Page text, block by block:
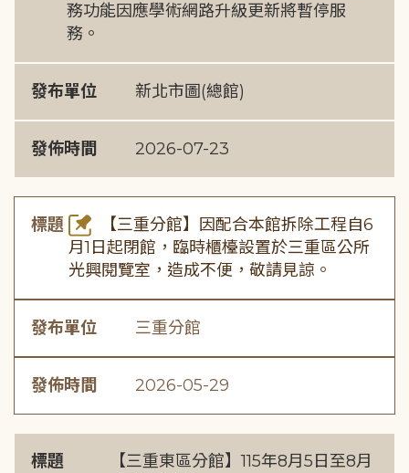
務功能因應學術網路升級更新將暫停服
務。
發布單位 新北市圖(總館)
發佈時間 2026-07-23
標題
【三重分館】因配合本館拆除工程自6
月1日起閉館，臨時櫃檯設置於三重區公所
光興閱覽室，造成不便，敬請見諒。
發布單位 三重分館
發佈時間 2026-05-29
標題
【三重東區分館】115年8月5日至8月